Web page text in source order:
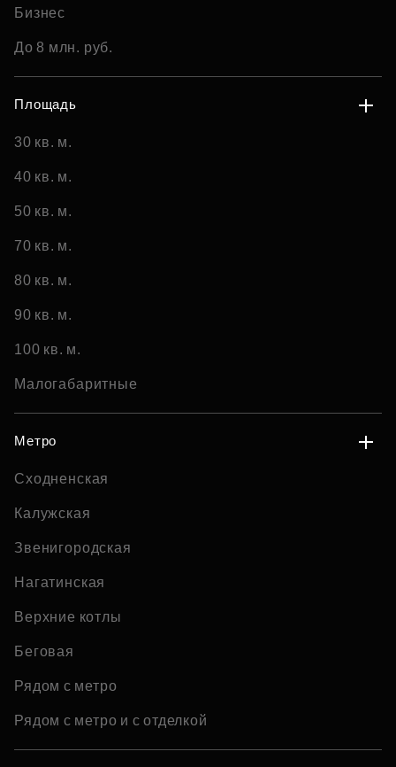
Бизнес
До 8 млн. руб.
Площадь
30 кв. м.
40 кв. м.
50 кв. м.
70 кв. м.
80 кв. м.
90 кв. м.
100 кв. м.
Малогабаритные
Метро
Сходненская
Калужская
Звенигородская
Нагатинская
Верхние котлы
Беговая
Рядом с метро
Рядом с метро и с отделкой